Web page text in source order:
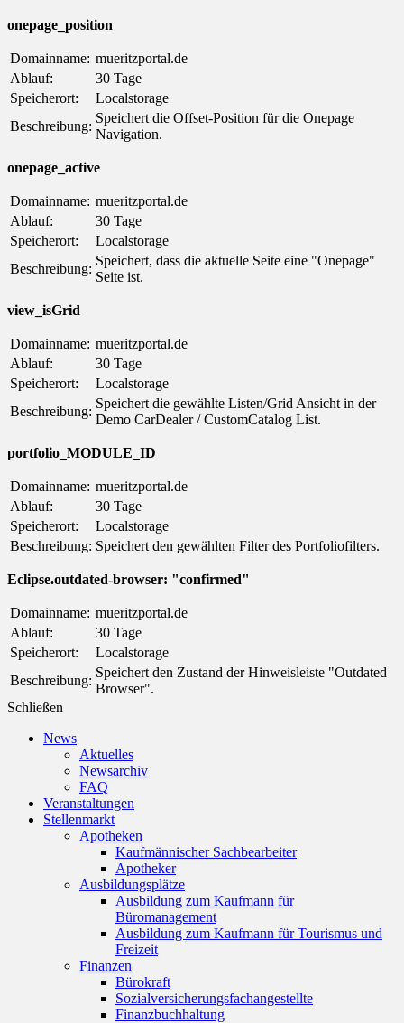
onepage_position
Domainname: mueritzportal.de
Ablauf:
30 Tage
Speicherort:
Localstorage
Beschreibung:
Speichert die Offset-Position für die Onepage
Navigation.
onepage_active
Domainname: mueritzportal.de
Ablauf:
30 Tage
Speicherort:
Localstorage
Beschreibung:
Speichert, dass die aktuelle Seite eine "Onepage"
Seite ist.
view_isGrid
Domainname: mueritzportal.de
Ablauf:
30 Tage
Speicherort:
Localstorage
Beschreibung:
Speichert die gewählte Listen/Grid Ansicht in der
Demo CarDealer / CustomCatalog List.
portfolio_MODULE_ID
Domainname: mueritzportal.de
Ablauf:
30 Tage
Speicherort:
Localstorage
Beschreibung: Speichert den gewählten Filter des Portfoliofilters.
Eclipse.outdated-browser: "confirmed"
Domainname: mueritzportal.de
Ablauf:
30 Tage
Speicherort:
Localstorage
Beschreibung:
Speichert den Zustand der Hinweisleiste "Outdated
Browser".
Schließen
News
Aktuelles
Newsarchiv
FAQ
Veranstaltungen
Stellenmarkt
Apotheken
Kaufmännischer Sachbearbeiter
Apotheker
Ausbildungsplätze
Ausbildung zum Kaufmann für
Büromanagement
Ausbildung zum Kaufmann für Tourismus und
Freizeit
Finanzen
Bürokraft
Sozialversicherungsfachangestellte
Finanzbuchhaltung